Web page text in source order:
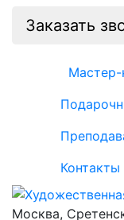
Заказать
Мастер-
Контакты
Москва,